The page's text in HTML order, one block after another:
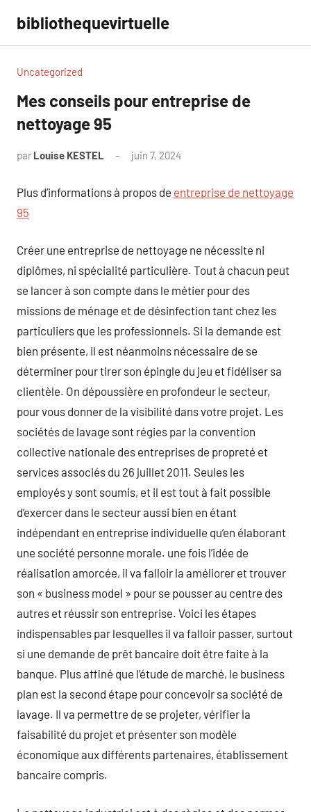
contenu
bibliothequevirtuelle
Uncategorized
Mes conseils pour entreprise de
nettoyage 95
par Louise KESTEL juin 7, 2024
Plus d’informations à propos de entreprise de nettoyage
95
Créer une entreprise de nettoyage ne nécessite ni
diplômes, ni spécialité particulière. Tout à chacun peut
se lancer à son compte dans le métier pour des
missions de ménage et de désinfection tant chez les
particuliers que les professionnels. Si la demande est
bien présente, il est néanmoins nécessaire de se
déterminer pour tirer son épingle du jeu et fidéliser sa
clientèle. On dépoussière en profondeur le secteur,
pour vous donner de la visibilité dans votre projet. Les
sociétés de lavage sont régies par la convention
collective nationale des entreprises de propreté et
services associés du 26 juillet 2011. Seules les
employés y sont soumis, et il est tout à fait possible
d’exercer dans le secteur aussi bien en étant
indépendant en entreprise individuelle qu’en élaborant
une société personne morale. une fois l’idée de
réalisation amorcée, il va falloir la améliorer et trouver
son « business model » pour se pousser au centre des
autres et réussir son entreprise. Voici les étapes
indispensables par lesquelles il va falloir passer, surtout
si une demande de prêt bancaire doit être faite à la
banque. Plus affiné que l’étude de marché, le business
plan est la second étape pour concevoir sa société de
lavage. Il va permettre de se projeter, vérifier la
faisabilité du projet et présenter son modèle
économique aux différents partenaires, établissement
bancaire compris.